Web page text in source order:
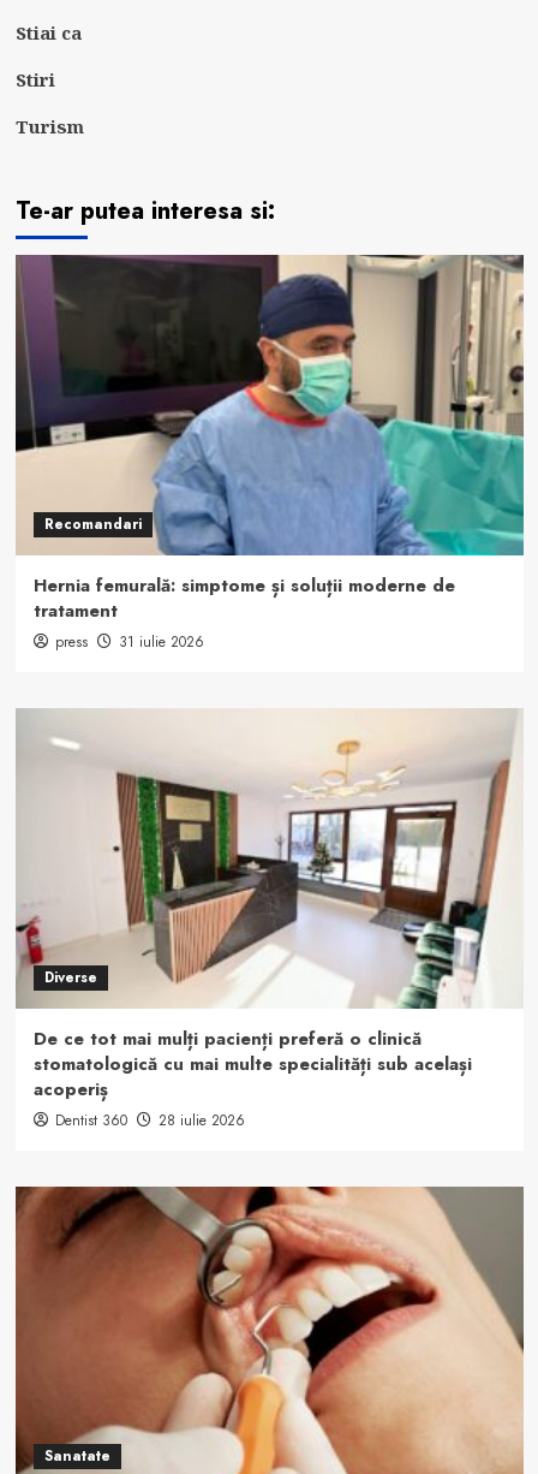
Stiai ca
Stiri
Turism
Te-ar putea interesa si:
Recomandari
Hernia femurală: simptome și soluții moderne de
tratament
press 31 iulie 2026
Diverse
De ce tot mai mulți pacienți preferă o clinică
stomatologică cu mai multe specialități sub același
acoperiș
Dentist 360 28 iulie 2026
Sanatate